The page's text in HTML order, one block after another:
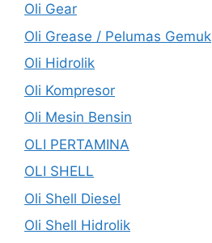
Oli Gear
Oli Grease / Pelumas Gemuk
Oli Hidrolik
Oli Kompresor
Oli Mesin Bensin
OLI PERTAMINA
OLI SHELL
Oli Shell Diesel
Oli Shell Hidrolik